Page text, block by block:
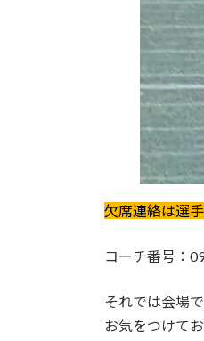
欠席連絡は選
コーチ番号：
それでは会場
お気をつけて